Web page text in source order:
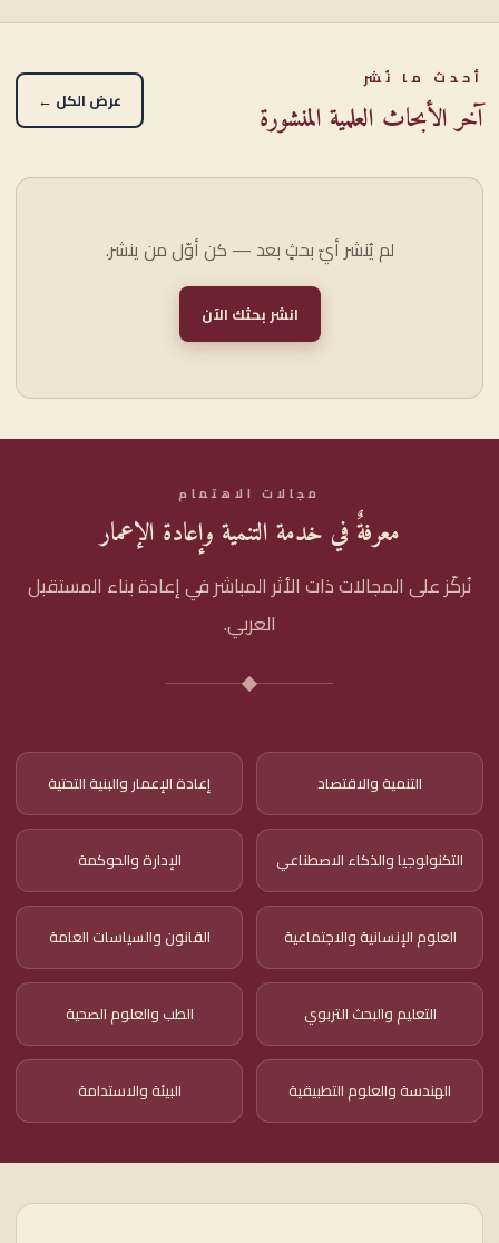
أحدث ما نُشر
آخر الأبحاث العلمية المنشورة عرض الكل ←
لم يُنشر أيّ بحثٍ بعد — كن أوّل من ينشر.
انشر بحثك الآن
مجالات الاهتمام
معرفةٌ في خدمة التنمية وإعادة الإعمار
نُركّز على المجالات ذات الأثر المباشر في إعادة بناء المستقبل
العربي.
التنمية والاقتصاد إعادة الإعمار والبنية التحتية
التكنولوجيا والذكاء الاصطناعي الإدارة والحوكمة
العلوم الإنسانية والاجتماعية القانون والسياسات العامة
التعليم والبحث التربوي الطب والعلوم الصحية
الهندسة والعلوم التطبيقية البيئة والاستدامة